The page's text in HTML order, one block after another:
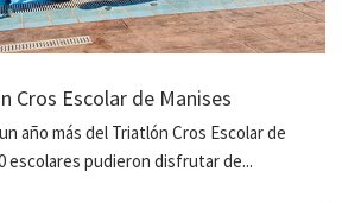
Cros Escolar de Manises
año más del Triatlón Cros Escolar de
escolares pudieron disfrutar de...